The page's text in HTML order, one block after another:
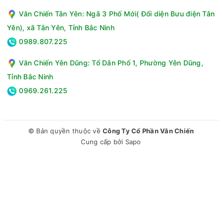
Văn Chiến Tân Yên: Ngã 3 Phố Mới( Đối diện Bưu điện Tân
Yên), xã Tân Yên, Tỉnh Bắc Ninh
0989.807.225
Văn Chiến Yên Dũng: Tổ Dân Phố 1, Phường Yên Dũng,
Tỉnh Bắc Ninh
0969.261.225
© Bản quyền thuộc về Công Ty Cổ Phần Văn Chiến
Cung cấp bởi Sapo